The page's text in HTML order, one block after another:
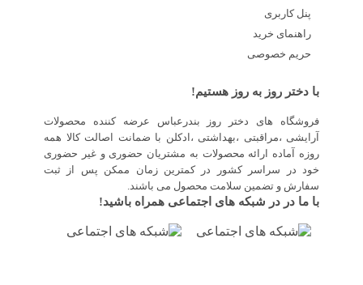
پنل کاربری
راهنمای خرید
حریم خصوصی
با دختر روز به روز هستیم!
فروشگاه های دختر روز بندرعباس عرضه کننده محصولات
آرایشی ،مراقبتی ،بهداشتی ،ادکلن با ضمانت اصالت کالا همه
روزه آماده ارائه محصولات به مشتریان حضوری و غیر حضوری
خود در سراسر کشور در کمترین زمان ممکن پس از ثبت
سفارش و تضمین سلامت محصول می باشند.
با ما در در شبکه های اجتماعی همراه باشید!